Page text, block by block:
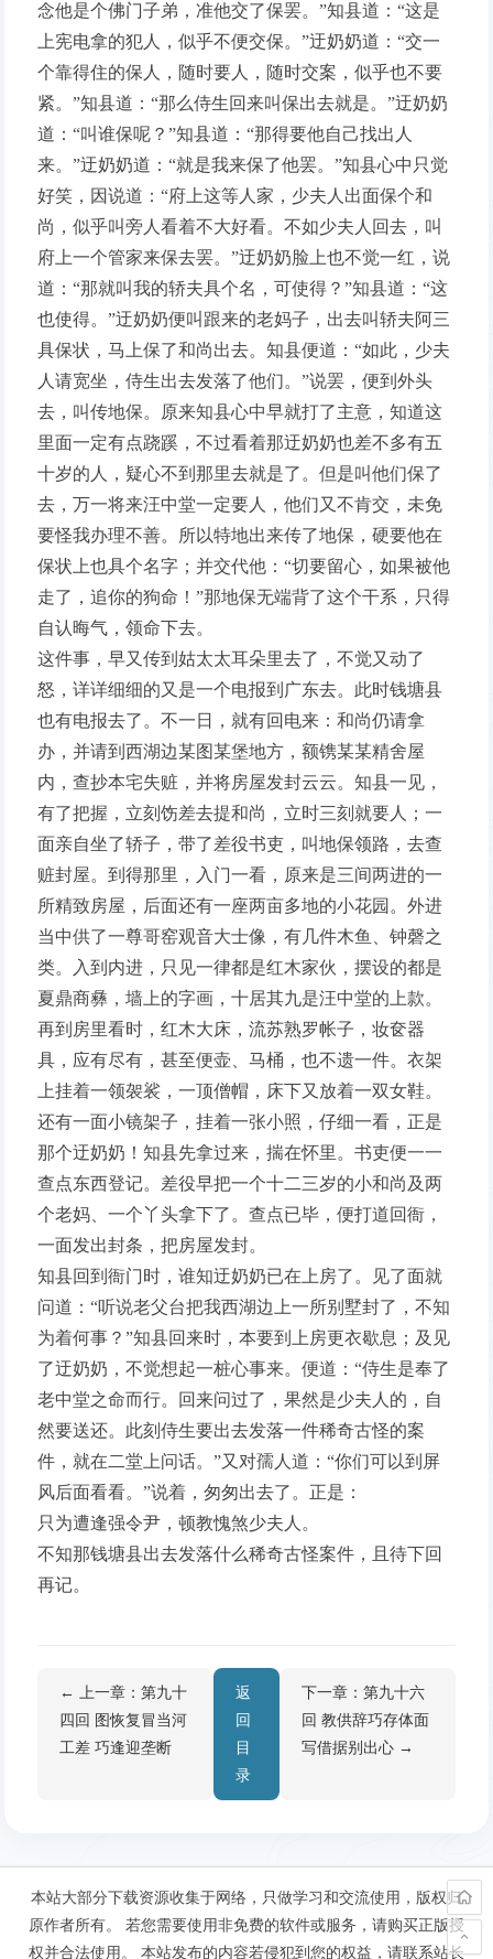
念他是个佛门子弟，准他交了保罢。”知县道：“这是
上宪电拿的犯人，似乎不便交保。”迂奶奶道：“交一
个靠得住的保人，随时要人，随时交案，似乎也不要
紧。”知县道：“那么侍生回来叫保出去就是。”迂奶奶
道：“叫谁保呢？”知县道：“那得要他自己找出人
来。”迂奶奶道：“就是我来保了他罢。”知县心中只觉
好笑，因说道：“府上这等人家，少夫人出面保个和
尚，似乎叫旁人看着不大好看。不如少夫人回去，叫
府上一个管家来保去罢。”迂奶奶脸上也不觉一红，说
道：“那就叫我的轿夫具个名，可使得？”知县道：“这
也使得。”迂奶奶便叫跟来的老妈子，出去叫轿夫阿三
具保状，马上保了和尚出去。知县便道：“如此，少夫
人请宽坐，侍生出去发落了他们。”说罢，便到外头
去，叫传地保。原来知县心中早就打了主意，知道这
里面一定有点跷蹊，不过看着那迂奶奶也差不多有五
十岁的人，疑心不到那里去就是了。但是叫他们保了
去，万一将来汪中堂一定要人，他们又不肯交，未免
要怪我办理不善。所以特地出来传了地保，硬要他在
保状上也具个名字；并交代他：“切要留心，如果被他
走了，追你的狗命！”那地保无端背了这个干系，只得
自认晦气，领命下去。
这件事，早又传到姑太太耳朵里去了，不觉又动了
怒，详详细细的又是一个电报到广东去。此时钱塘县
也有电报去了。不一日，就有回电来：和尚仍请拿
办，并请到西湖边某图某堡地方，额镌某某精舍屋
内，查抄本宅失赃，并将房屋发封云云。知县一见，
有了把握，立刻饬差去提和尚，立时三刻就要人；一
面亲自坐了轿子，带了差役书吏，叫地保领路，去查
赃封屋。到得那里，入门一看，原来是三间两进的一
所精致房屋，后面还有一座两亩多地的小花园。外进
当中供了一尊哥窑观音大士像，有几件木鱼、钟磬之
类。入到内进，只见一律都是红木家伙，摆设的都是
夏鼎商彝，墙上的字画，十居其九是汪中堂的上款。
再到房里看时，红木大床，流苏熟罗帐子，妆奁器
具，应有尽有，甚至便壶、马桶，也不遗一件。衣架
上挂着一领袈裟，一顶僧帽，床下又放着一双女鞋。
还有一面小镜架子，挂着一张小照，仔细一看，正是
那个迂奶奶！知县先拿过来，揣在怀里。书吏便一一
查点东西登记。差役早把一个十二三岁的小和尚及两
个老妈、一个丫头拿下了。查点已毕，便打道回衙，
一面发出封条，把房屋发封。
知县回到衙门时，谁知迂奶奶已在上房了。见了面就
问道：“听说老父台把我西湖边上一所别墅封了，不知
为着何事？”知县回来时，本要到上房更衣歇息；及见
了迂奶奶，不觉想起一桩心事来。便道：“侍生是奉了
老中堂之命而行。回来问过了，果然是少夫人的，自
然要送还。此刻侍生要出去发落一件稀奇古怪的案
件，就在二堂上问话。”又对孺人道：“你们可以到屏
风后面看看。”说着，匆匆出去了。正是：
只为遭逢强令尹，顿教愧煞少夫人。
不知那钱塘县出去发落什么稀奇古怪案件，且待下回
再记。
← 上一章：第九十
四回 图恢复冒当河
工差 巧逢迎垄断
返
回
目
录
下一章：第九十六
回 教供辞巧存体面
写借据别出心 →
本站大部分下载资源收集于网络，只做学习和交流使用，版权归
原作者所有。 若您需要使用非免费的软件或服务，请购买正版授
权并合法使用。 本站发布的内容若侵犯到您的权益，请联系站长